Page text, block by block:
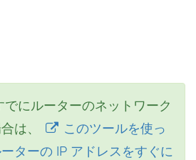
でにルーターのネットワーク
は、
このツールを使っ
ターの IP アドレスをすぐに